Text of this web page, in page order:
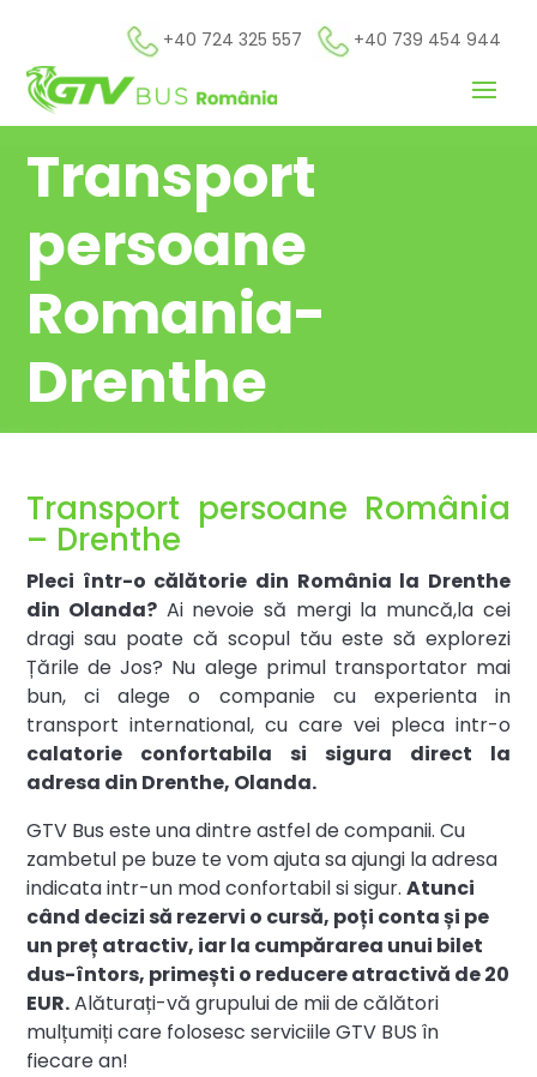
+40 739 454 944
+40 724 325 557
Transport
persoane
Romania-
Drenthe
Transport persoane România
– Drenthe
Pleci într-o călătorie din România la Drenthe
din Olanda? Ai nevoie să mergi la muncă,la cei
dragi sau poate că scopul tău este să explorezi
Țările de Jos? Nu alege primul transportator mai
bun, ci alege o companie cu experienta in
transport international, cu care vei pleca intr-o
calatorie confortabila si sigura direct la
adresa din Drenthe, Olanda.
GTV Bus este una dintre astfel de companii. Cu
zambetul pe buze te vom ajuta sa ajungi la adresa
indicata intr-un mod confortabil si sigur.Atunci
când decizi să rezervi o cursă, poți conta și pe
un preț atractiv, iar la cumpărarea unui bilet
dus-întors, primești o reducere atractivă de 20
EUR.Alăturați-vă grupului de mii de călători
mulțumiți care folosesc serviciile GTV BUS în
fiecare an!